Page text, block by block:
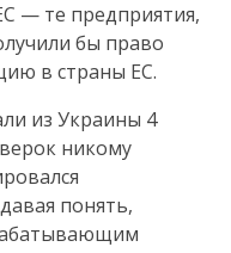
— те предприятия,
бы право
в страны ЕС.
из Украины 4
никому
понять,